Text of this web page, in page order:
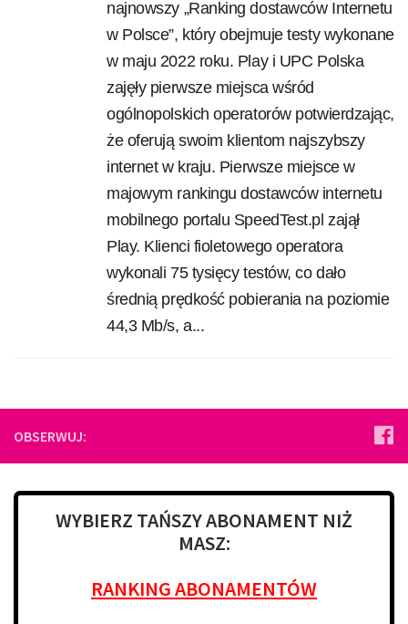
najnowszy „Ranking dostawców Internetu
w Polsce”, który obejmuje testy wykonane
w maju 2022 roku. Play i UPC Polska
zajęły pierwsze miejsca wśród
ogólnopolskich operatorów potwierdzając,
że oferują swoim klientom najszybszy
internet w kraju. Pierwsze miejsce w
majowym rankingu dostawców internetu
mobilnego portalu SpeedTest.pl zajął
Play. Klienci fioletowego operatora
wykonali 75 tysięcy testów, co dało
średnią prędkość pobierania na poziomie
44,3 Mb/s, a...
OBSERWUJ:
WYBIERZ TAŃSZY ABONAMENT NIŻ
MASZ:
RANKING ABONAMENTÓW